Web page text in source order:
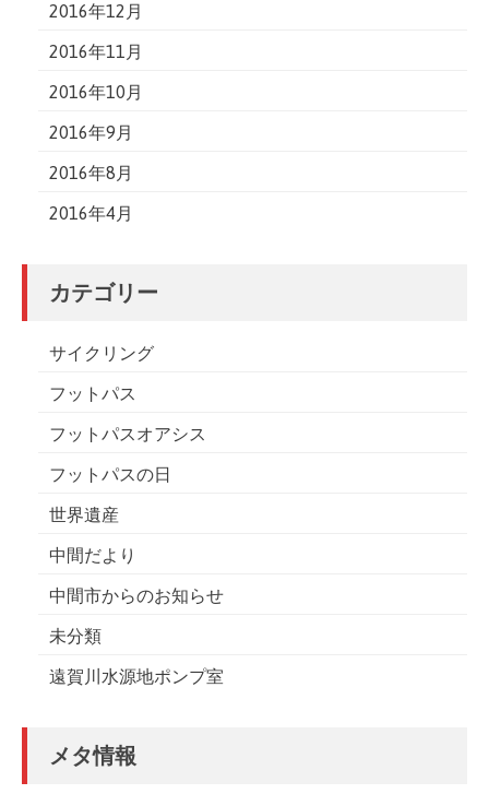
2016年12月
2016年11月
2016年10月
2016年9月
2016年8月
2016年4月
カテゴリー
サイクリング
フットパス
フットパスオアシス
フットパスの日
世界遺産
中間だより
中間市からのお知らせ
未分類
遠賀川水源地ポンプ室
メタ情報